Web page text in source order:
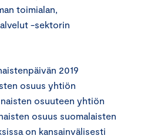
toimialan,
-sektorin
2019
osuus yhtiön
osuuteen yhtiön
osuus suomalaisten
on kansainvälisesti